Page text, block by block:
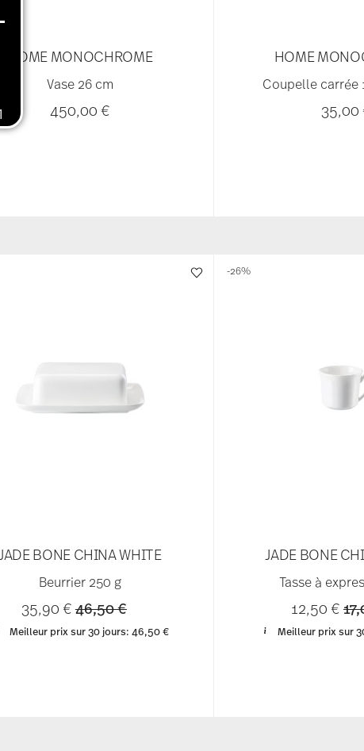
HOME MONOCHROME
Vase 26 cm
450,00 €
HOME
Coupelle carrée
35,00
JADE BONE CHINA WHITE
Beurrier 250 g
35,90 €Price reduced from
46,50 €to
Meilleur prix sur 30 jours: 46,50 €
JADE BONE
Tasse à
12,50 €
Meilleur prix sur
-26%